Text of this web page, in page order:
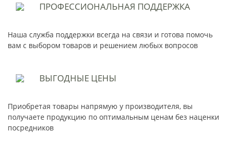
ПРОФЕССИОНАЛЬНАЯ ПОДДЕРЖКА
Наша служба поддержки всегда на связи и готова помочь
вам с выбором товаров и решением любых вопросов
ВЫГОДНЫЕ ЦЕНЫ
Приобретая товары напрямую у производителя, вы
получаете продукцию по оптимальным ценам без наценки
посредников